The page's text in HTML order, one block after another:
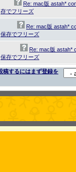
Re: mac版 astah*
存でフリーズ
Re: mac版 astah*
保存でフリーズ
Re: mac版 astah*
保存でフリーズ
稿するにはまず登録を